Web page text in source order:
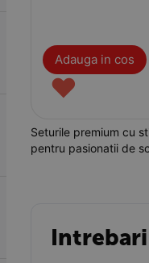
Seturile premium cu
pentru pasionatii de
Adauga in cos
♥